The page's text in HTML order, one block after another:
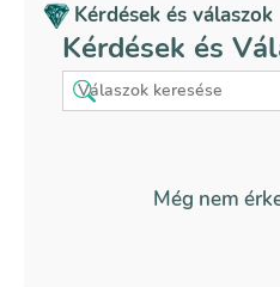
Kérdések és válaszok
Kérdések és
Még nem